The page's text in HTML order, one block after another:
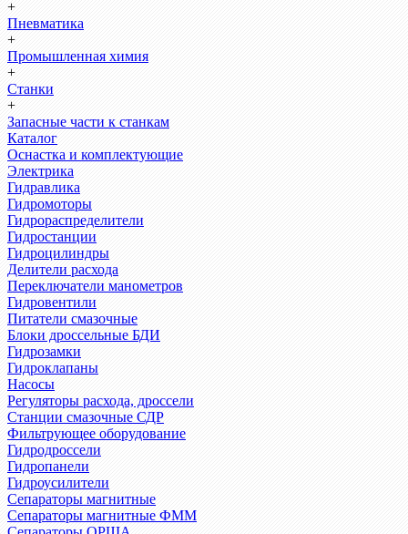
+
Пневматика
+
Промышленная химия
+
Станки
+
Запасные части к станкам
Каталог
Оснастка и комплектующие
Электрика
Гидравлика
Гидромоторы
Гидрораспределители
Гидростанции
Гидроцилиндры
Делители расхода
Переключатели манометров
Гидровентили
Питатели смазочные
Блоки дроссельные БДИ
Гидрозамки
Гидроклапаны
Насосы
Регуляторы расхода, дроссели
Станции смазочные СДР
Фильтрующее оборудование
Гидродроссели
Гидропанели
Гидроусилители
Сепараторы магнитные
Сепараторы магнитные ФММ